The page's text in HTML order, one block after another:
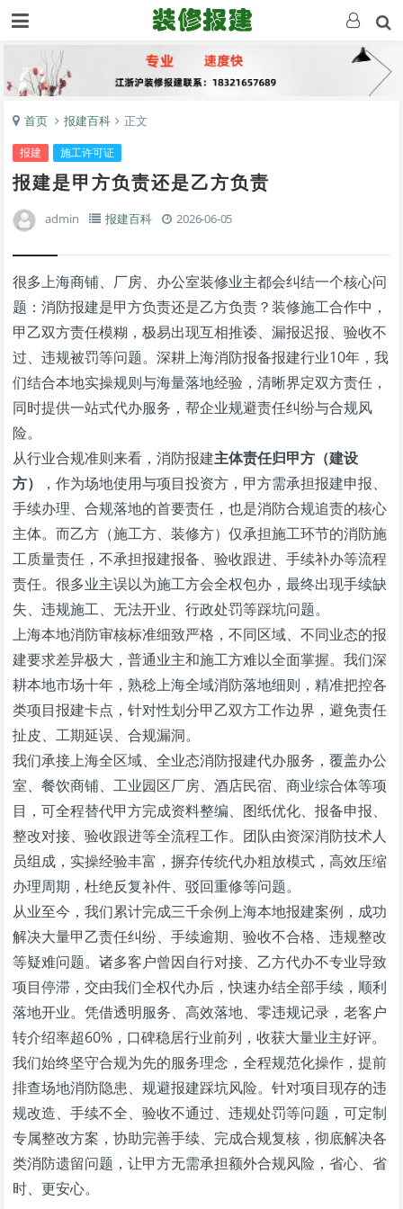
首页 报建百科 正文
报建 施工许可证
报建是甲方负责还是乙方负责
admin 报建百科 2026-06-05
很多上海商铺、厂房、办公室装修业主都会纠结一个核心问
题：消防报建是甲方负责还是乙方负责？装修施工合作中，
甲乙双方责任模糊，极易出现互相推诿、漏报迟报、验收不
过、违规被罚等问题。深耕上海消防报备报建行业10年，我
们结合本地实操规则与海量落地经验，清晰界定双方责任，
同时提供一站式代办服务，帮企业规避责任纠纷与合规风
险。
从行业合规准则来看，消防报建主体责任归甲方（建设
方）
，作为场地使用与项目投资方，甲方需承担报建申报、
手续办理、合规落地的首要责任，也是消防合规追责的核心
主体。而乙方（施工方、装修方）仅承担施工环节的消防施
工质量责任，不承担报建报备、验收跟进、手续补办等流程
责任。很多业主误以为施工方会全权包办，最终出现手续缺
失、违规施工、无法开业、行政处罚等踩坑问题。
上海本地消防审核标准细致严格，不同区域、不同业态的报
建要求差异极大，普通业主和施工方难以全面掌握。我们深
耕本地市场十年，熟稔上海全域消防落地细则，精准把控各
类项目报建卡点，针对性划分甲乙双方工作边界，避免责任
扯皮、工期延误、合规漏洞。
我们承接上海全区域、全业态消防报建代办服务，覆盖办公
室、餐饮商铺、工业园区厂房、酒店民宿、商业综合体等项
目，可全程替代甲方完成资料整编、图纸优化、报备申报、
整改对接、验收跟进等全流程工作。团队由资深消防技术人
员组成，实操经验丰富，摒弃传统代办粗放模式，高效压缩
办理周期，杜绝反复补件、驳回重修等问题。
从业至今，我们累计完成三千余例上海本地报建案例，成功
解决大量甲乙责任纠纷、手续逾期、验收不合格、违规整改
等疑难问题。诸多客户曾因自行对接、乙方代办不专业导致
项目停滞，交由我们全权代办后，快速办结全部手续，顺利
落地开业。凭借透明服务、高效落地、零违规记录，老客户
转介绍率超60%，口碑稳居行业前列，收获大量业主好评。
我们始终坚守合规为先的服务理念，全程规范化操作，提前
排查场地消防隐患、规避报建踩坑风险。针对项目现存的违
规改造、手续不全、验收不通过、违规处罚等问题，可定制
专属整改方案，协助完善手续、完成合规复核，彻底解决各
类消防遗留问题，让甲方无需承担额外合规风险，省心、省
时、更安心。